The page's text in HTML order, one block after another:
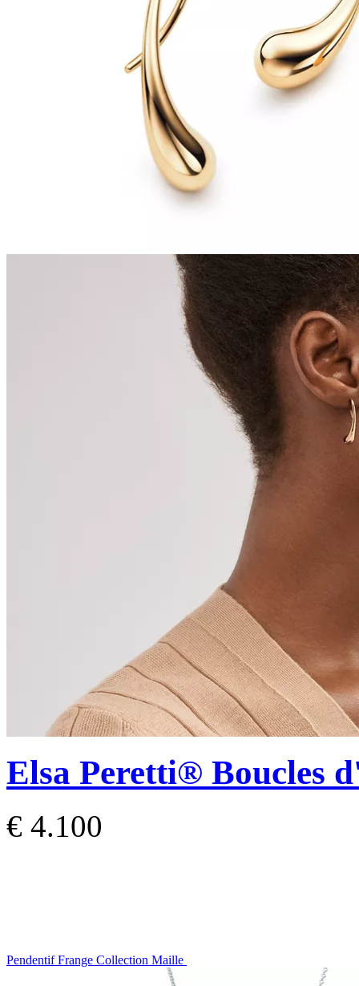
Elsa Peretti® Boucles
€ 4.100
Pendentif Frange Collection Maille